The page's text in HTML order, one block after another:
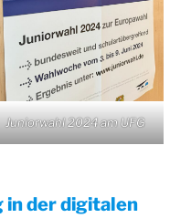
Juniorwahl 2024 am UFG
in der digitalen